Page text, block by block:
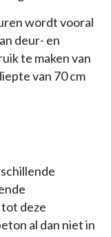
wordt vooral
deur- en
te maken van
van 70 cm
deze
al dan niet in